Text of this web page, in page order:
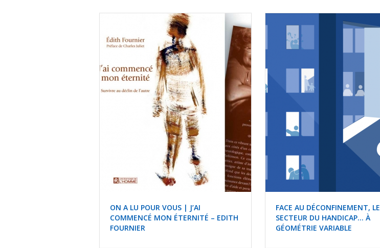
ON A LU POUR VOUS | J’AI
COMMENCÉ MON ÉTERNITÉ – EDITH
FOURNIER
FACE AU DÉCONFINEMENT, LE
SECTEUR DU HANDICAP… À
GÉOMÉTRIE VARIABLE